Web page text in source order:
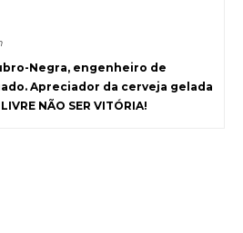
Negra, engenheiro de
Apreciador da cerveja gelada
NÃO SER VITÓRIA!